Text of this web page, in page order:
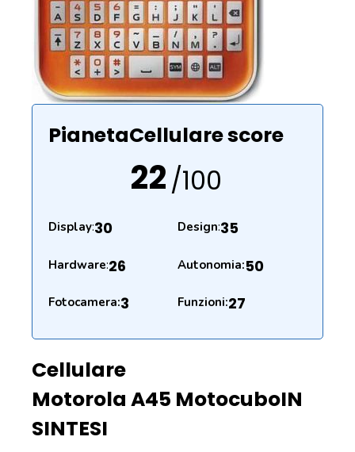
PianetaCellulare score
22/100
Display:30 Design:35
Hardware:26 Autonomia:50
Fotocamera:3 Funzioni:27
Cellulare
Motorola A45 MotocuboIN
SINTESI